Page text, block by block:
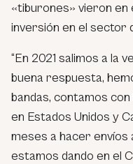
«tiburones» vieron en
inversión en el sector
“En 2021 salimos a la
buena respuesta,
bandas, contamos
en Estados Unidos y
meses a hacer envíos
estamos dando en el